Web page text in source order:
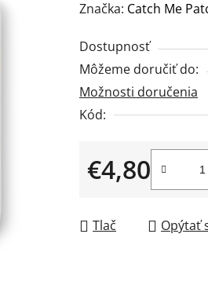
hodnotenie
je
0,0
z
5
Značka: Catch Me
Dostupnosť
Môžeme doručiť do:
Možnosti doručenia
Kód:
€4,80
Jednotková cena:
Tlač Opýtať